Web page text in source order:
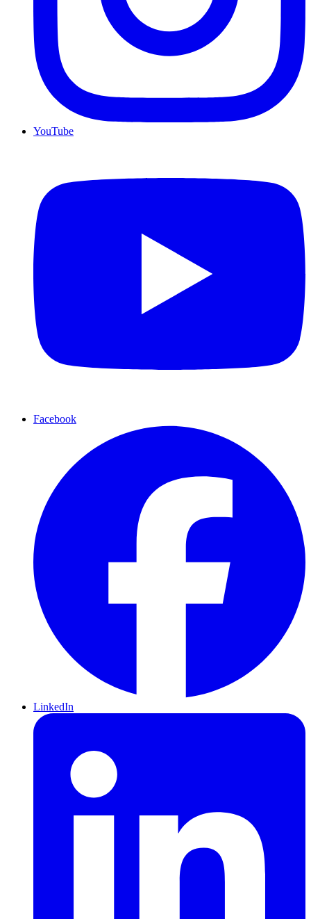
YouTube
Facebook
LinkedIn